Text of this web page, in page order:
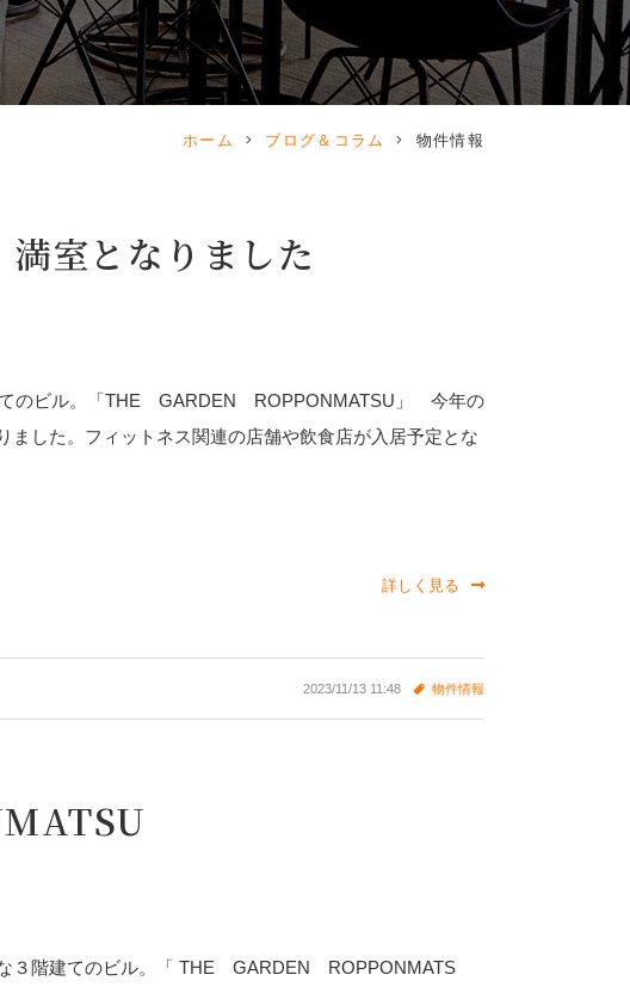
ホーム ブログ＆コラム 物件情報
となりました
てのビル。「THE GARDEN ROPPONMATSU」 今年の
した。フィットネス関連の店舗や飲食店が入居予定とな
詳しく見る
2023/11/13 11:48 物件情報
３階建てのビル。「 THE GARDEN ROPPONMATS